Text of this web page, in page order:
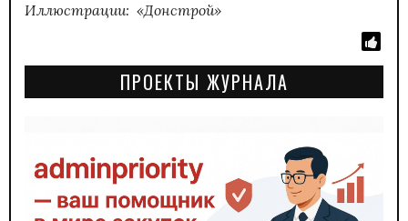
Иллюстрации: «Донстрой»
ПРОЕКТЫ ЖУРНАЛА